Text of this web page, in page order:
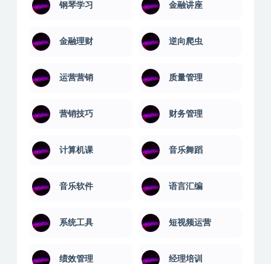
钢琴学习 金融讲座
金融理财 逆向爬虫
运营营销 质量管理
营销技巧 财务管理
计算机课 音乐舞蹈
音乐软件 语言汇编
系统工具 短视频运营
绩效管理 经理培训